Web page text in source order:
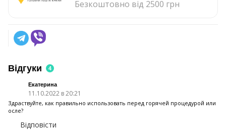
Безкоштовно від 2500 грн
Відгуки 4
Екатерина
11.10.2022 в 20:21
Здраствуйте, как правильно использовать перед горячей процедурой или
осле?
Відповісти